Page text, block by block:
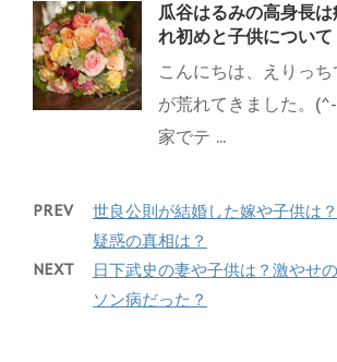
瓜谷はるみの高身長
れ初めと子供について
こんにちは、えりっ
が荒れてきました。
家でテ ...
PREV
世良公則が結婚した嫁や子供は
疑惑の真相は？
NEXT
日下武史の妻や子供は？激やせ
ソン病だった？